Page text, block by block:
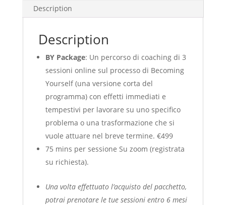
Description
Description
BY Package: Un percorso di coaching di 3
sessioni online sul processo di Becoming
Yourself (una versione corta del
programma) con effetti immediati e
tempestivi per lavorare su uno specifico
problema o una trasformazione che si
vuole attuare nel breve termine. €499
75 mins per sessione Su zoom (registrata
su richiesta).
Una volta effettuato l’acquisto del pacchetto,
potrai prenotare le tue sessioni entro 6 mesi